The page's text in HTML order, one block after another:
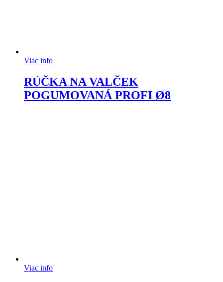
Viac info
RÚČKA NA VALČEK
POGUMOVANÁ PROFI Ø8
Viac info